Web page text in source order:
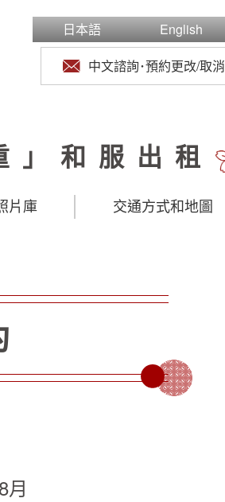
日本語 English
中文諮詢･預約更改/取消
」和服出租
片庫 交通方式和地圖
月